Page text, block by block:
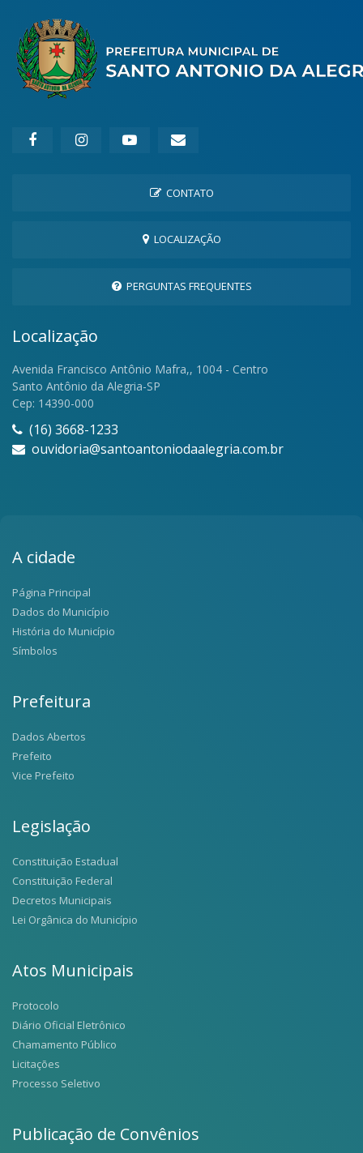
CONTATO
LOCALIZAÇÃO
PERGUNTAS FREQUENTES
Localização
Avenida Francisco Antônio Mafra,, 1004 - Centro
Santo Antônio da Alegria-SP
Cep: 14390-000
(16) 3668-1233
ouvidoria@santoantoniodaalegria.com.br
A cidade
Página Principal
Dados do Município
História do Município
Símbolos
Prefeitura
Dados Abertos
Prefeito
Vice Prefeito
Legislação
Constituição Estadual
Constituição Federal
Decretos Municipais
Lei Orgânica do Município
Atos Municipais
Protocolo
Diário Oficial Eletrônico
Chamamento Público
Licitações
Processo Seletivo
Publicação de Convênios